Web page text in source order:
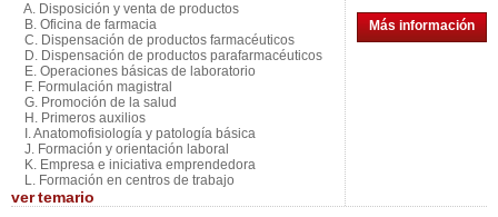
A. Disposición y venta de productos
B. Oficina de farmacia
C. Dispensación de productos farmacéuticos
D. Dispensación de productos parafarmacéuticos
E. Operaciones básicas de laboratorio
F. Formulación magistral
G. Promoción de la salud
H. Primeros auxilios
I. Anatomofisiología y patología básica
J. Formación y orientación laboral
K. Empresa e iniciativa emprendedora
L. Formación en centros de trabajo
vertemario
Más información